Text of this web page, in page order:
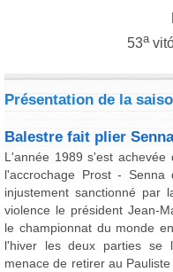
53a
Présentation de la
Balestre fait plier Senna
L'année 1989 s'est
l'accrochage Prost -
injustement sanctionné par
violence le président Jean-
le championnat du monde
l'hiver les deux parties se
menace de retirer au